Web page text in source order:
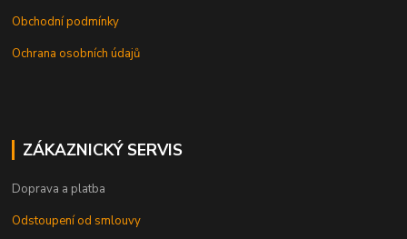
Obchodní podmínky
Ochrana osobních údajů
ZÁKAZNICKÝ SERVIS
Doprava a platba
Odstoupení od smlouvy